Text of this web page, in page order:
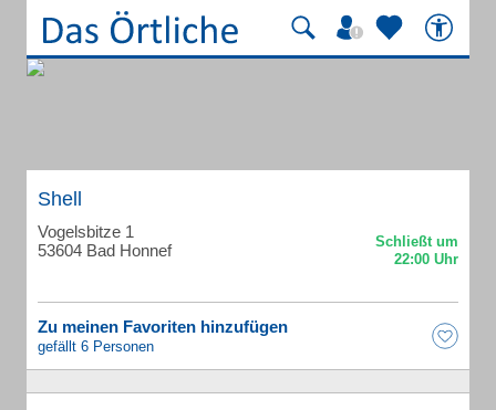
Shell
Vogelsbitze 1
53604 Bad Honnef
Zu meinen Favoriten hinzufügen
gefällt 6 Personen